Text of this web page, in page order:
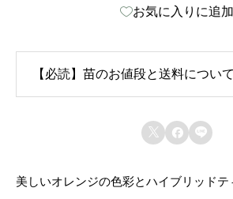
ル
A
d
お気に入りに追加
【必読】苗のお値段と送料について
生育状況が各苗、また季節ごとに異
での表示となっ
また、送料につきましては、苗の種
  
美しいオレンジの色彩とハイブリッドテ